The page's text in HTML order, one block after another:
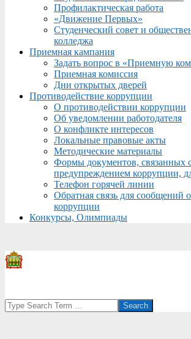
Профилактическая работа
«Движение Первых»
Студенческий совет и
колледжа
Приемная кампания
Задать вопрос в «Приемную
Приемная комиссия
Дни открытых дверей
Противодействие коррупции
О противодействии коррупции
Об уведомлении работодателя
О конфликте интересов
Локальные правовые акты
Методические материалы
Формы документов, связанных
предупреждением коррупции,
Телефон горячей линии
Обратная связь для сообщений
коррупции
Конкурсы, Олимпиады
Search